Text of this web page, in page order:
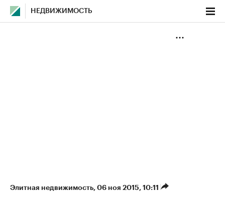
НЕДВИЖИМОСТЬ
Элитная недвижимость⁠, 06 ноя 2015, 10:11